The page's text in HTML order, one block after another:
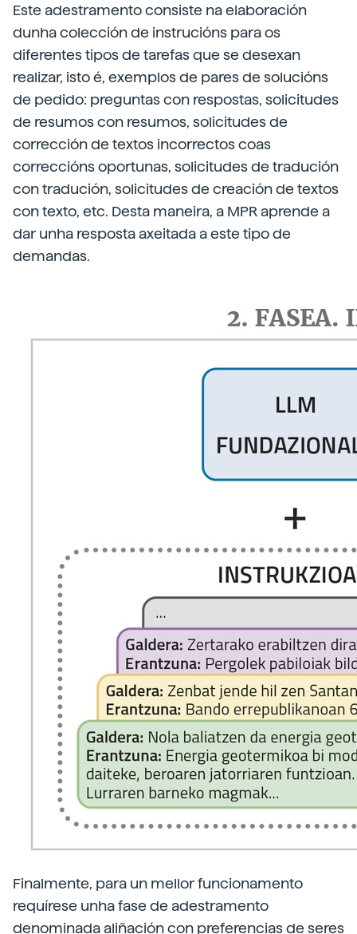
Este adestramento consiste na elaboración
dunha colección de instrucións para os
diferentes tipos de tarefas que se desexan
realizar, isto é, exemplos de pares de solucións
de pedido: preguntas con respostas, solicitudes
de resumos con resumos, solicitudes de
corrección de textos incorrectos coas
correccións oportunas, solicitudes de tradución
con tradución, solicitudes de creación de textos
con texto, etc. Desta maneira, a MPR aprende a
dar unha resposta axeitada a este tipo de
demandas.
Finalmente, para un mellor funcionamento
requírese unha fase de adestramento
denominada aliñación con preferencias de seres